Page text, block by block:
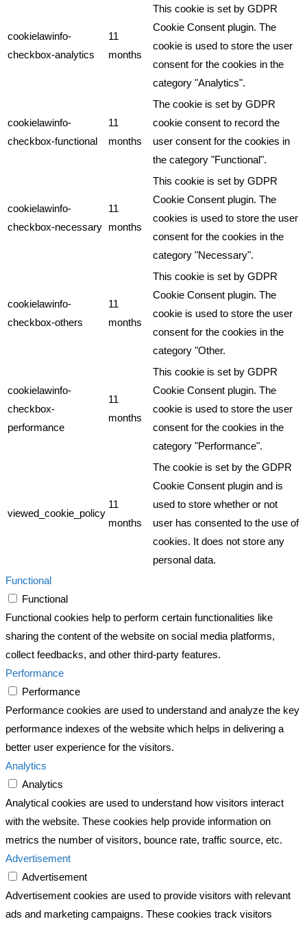
cookielawinfo-
checkbox-analytics
11
months
This cookie is set by GDPR
Cookie Consent plugin. The
cookie is used to store the user
consent for the cookies in the
category "Analytics".
cookielawinfo-
checkbox-functional
11
months
The cookie is set by GDPR
cookie consent to record the
user consent for the cookies in
the category "Functional".
cookielawinfo-
checkbox-necessary
11
months
This cookie is set by GDPR
Cookie Consent plugin. The
cookies is used to store the user
consent for the cookies in the
category "Necessary".
cookielawinfo-
checkbox-others
11
months
This cookie is set by GDPR
Cookie Consent plugin. The
cookie is used to store the user
consent for the cookies in the
category "Other.
cookielawinfo-
checkbox-
performance
11
months
This cookie is set by GDPR
Cookie Consent plugin. The
cookie is used to store the user
consent for the cookies in the
category "Performance".
viewed_cookie_policy
11
months
The cookie is set by the GDPR
Cookie Consent plugin and is
used to store whether or not
user has consented to the use of
cookies. It does not store any
personal data.
Functional
Functional
Functional cookies help to perform certain functionalities like
sharing the content of the website on social media platforms,
collect feedbacks, and other third-party features.
Performance
Performance
Performance cookies are used to understand and analyze the key
performance indexes of the website which helps in delivering a
better user experience for the visitors.
Analytics
Analytics
Analytical cookies are used to understand how visitors interact
with the website. These cookies help provide information on
metrics the number of visitors, bounce rate, traffic source, etc.
Advertisement
Advertisement
Advertisement cookies are used to provide visitors with relevant
ads and marketing campaigns. These cookies track visitors